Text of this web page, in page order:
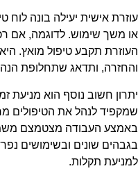
עוזרת אישית יעילה בונה
העוזרת תקבע טיפול מואץ.
והחזרה, ותדאג שתחלופת
יתרון חשוב נוסף הוא מניעת
שמקפיד לנהל את הטיפולים
באמצע העבודה מצטמצם
בגבהים שונים ובשימושים
למניעת תקלות.